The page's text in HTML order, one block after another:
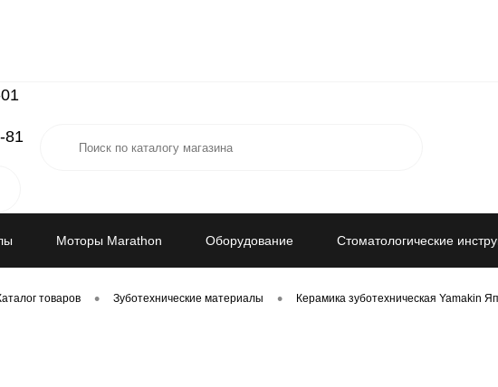
81
Моторы Marathon Оборудование Стоматологические
товаров • Зуботехнические материалы • Керамика зуботехническая Yamakin